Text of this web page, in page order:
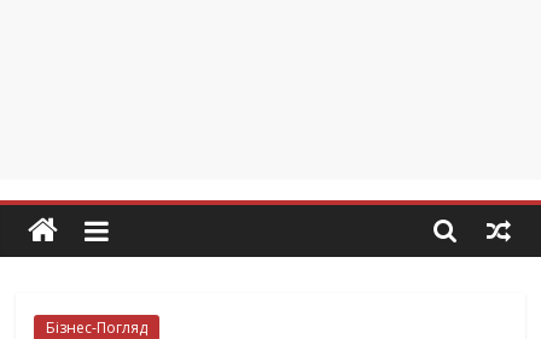
Бізнес-Погляд